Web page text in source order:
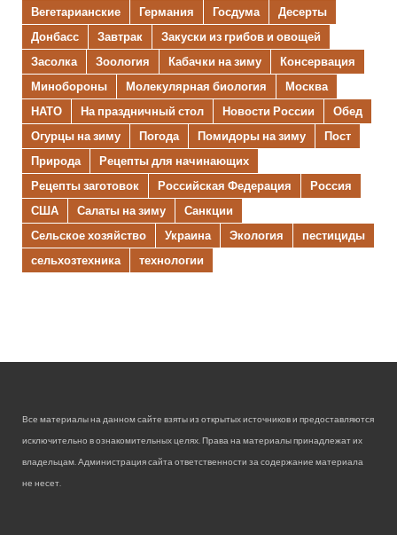
Вегетарианские
Германия Госдума
Десерты
Донбасс
Завтрак
Закуски из грибов и овощей
Засолка
Зоология Кабачки на зиму
Консервация
Минобороны
Молекулярная биология
Москва
НАТО
На праздничный стол Новости России
Обед
Огурцы на зиму
Погода Помидоры на зиму
Пост
Природа
Рецепты для начинающих
Рецепты заготовок
Российская Федерация
Россия
США
Салаты на зиму
Санкции
Сельское хозяйство
Украина Экология
пестициды
сельхозтехника
технологии
Все материалы на данном сайте взяты из открытых источников и предоставляются
исключительно в ознакомительных целях. Права на материалы принадлежат их
владельцам. Администрация сайта ответственности за содержание материала
не несет.